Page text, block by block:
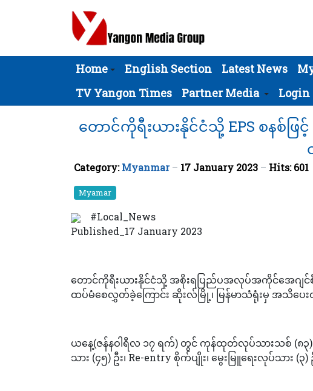
Home English Section Latest News
TV Yangon Times
Partner Media Login
တောင်ကိုရီးယားနိုင်ငံသို့ EPS စနစ်ဖ
Category:Myanmar 17 January 2023 Hits: 601
Myamar
#Local_News
Published_17 January 2023
တောင်ကိုရီးယားနိုင်ငံသို့ အစိုးရပြည်ပအလုပ်အကိုင်အေဂျင်စီ
ထပ်မံစေလွှတ်ခဲ့ကြောင်း ဆိုးလ်မြို့၊ မြန်မာသံရုံးမှ အသိပေ
ယနေ့(ဇန်နဝါရီလ ၁၇ ရက်) တွင် ကုန်ထုတ်လုပ်သားသစ် (၈၃)
သား (၄၅) ဦး၊ Re-entry စိုက်ပျိုး၊ မွေးမြူရေးလုပ်သား (